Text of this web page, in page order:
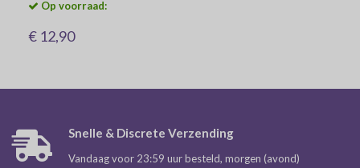
Op voorraad:
€ 12,90
Snelle & Discrete Verzending
Vandaag voor 23:59 uur besteld, morgen (avond)